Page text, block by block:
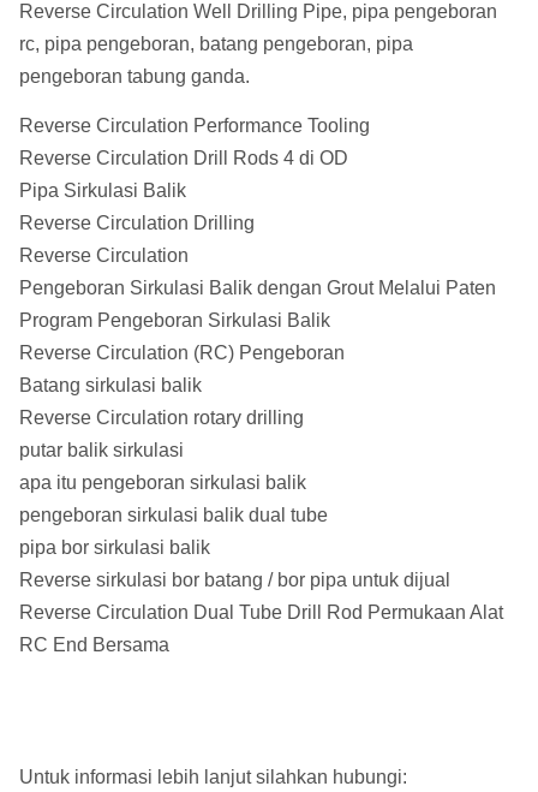
Reverse Circulation Well Drilling Pipe, pipa pengeboran
rc, pipa pengeboran, batang pengeboran, pipa
pengeboran tabung ganda.
Reverse Circulation Performance Tooling
Reverse Circulation Drill Rods 4 di OD
Pipa Sirkulasi Balik
Reverse Circulation Drilling
Reverse Circulation
Pengeboran Sirkulasi Balik dengan Grout Melalui Paten
Program Pengeboran Sirkulasi Balik
Reverse Circulation (RC) Pengeboran
Batang sirkulasi balik
Reverse Circulation rotary drilling
putar balik sirkulasi
apa itu pengeboran sirkulasi balik
pengeboran sirkulasi balik dual tube
pipa bor sirkulasi balik
Reverse sirkulasi bor batang / bor pipa untuk dijual
Reverse Circulation Dual Tube Drill Rod Permukaan Alat
RC End Bersama
Untuk informasi lebih lanjut silahkan hubungi: